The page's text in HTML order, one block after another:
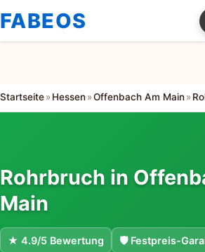
FABEOS
Startseite» Hessen»Offenbach Am Main»
Rohrbruch in
Main
★ 4.9/5 Bewertung 🛡 Festpreis-